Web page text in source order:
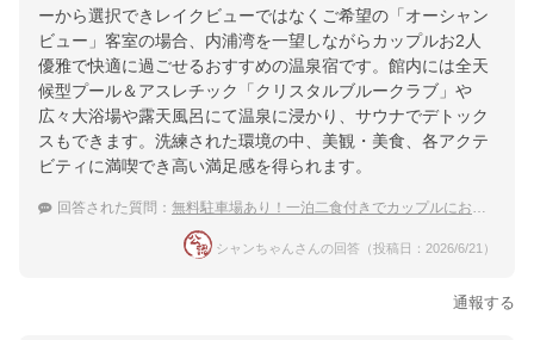
ーから選択できレイクビューではなくご希望の「オーシャン
ビュー」客室の場合、内浦湾を一望しながらカップルお2人
優雅で快適に過ごせるおすすめの温泉宿です。館内には全天
候型プール＆アスレチック「クリスタルブルークラブ」や
広々大浴場や露天風呂にて温泉に浸かり、サウナでデトック
スもできます。洗練された環境の中、美観・美食、各アクテ
ビティに満喫でき高い満足感を得られます。
回答された質問： 無料駐車場あり！一泊二食付きでカップルにおすすめな避暑地・洞爺湖周辺の宿は？
シャンちゃんさんの回答（投稿日：2026/6/21）
通報する